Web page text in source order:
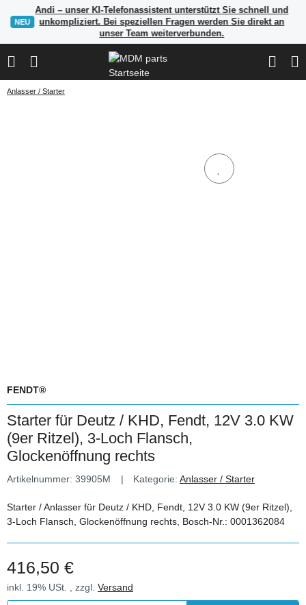
NEU
Andi – unser KI-Telefonassistent unterstützt Sie schnell und
unkompliziert. Bei speziellen Fragen werden Sie direkt an
unser Team weiterverbunden.
Anlasser / Starter
FENDT®
Starter für Deutz / KHD, Fendt, 12V 3.0 KW
(9er Ritzel), 3-Loch Flansch,
Glockenöffnung rechts
Artikelnummer: 39905M Kategorie: Anlasser / Starter
Starter / Anlasser für Deutz / KHD, Fendt, 12V 3.0 KW (9er Ritzel),
3-Loch Flansch, Glockenöffnung rechts, Bosch-Nr.: 0001362084
416,50 €
inkl. 19% USt. , zzgl. Versand